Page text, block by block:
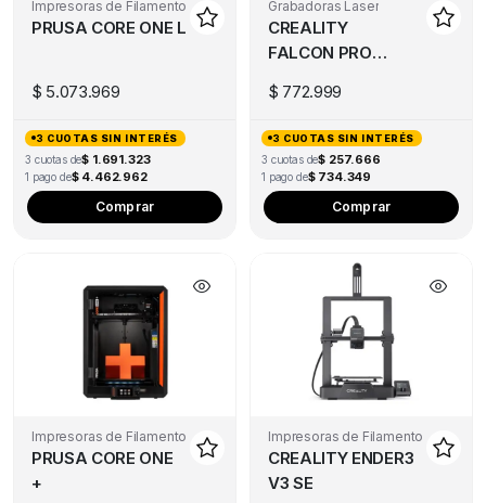
Impresoras de Filamento
PRUSA CORE ONE L
$ 5.073.969
3 CUOTAS SIN INTERÉS
3 cuotas de$ 1.691.323
1 pago de$ 4.462.962
Comprar
Grabadoras Laser
CREALITY
FALCON PRO
$ 772.999
3 CUOTAS SIN INTERÉS
3 cuotas de$ 257.666
1 pago de$ 734.349
Comprar
Impresoras de Filamento
PRUSA CORE ONE
+
Impresoras de Filamento
CREALITY ENDER3
V3 SE